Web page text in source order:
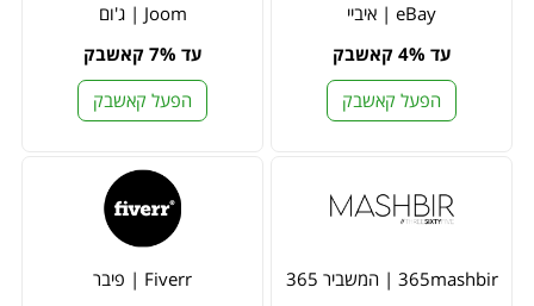
eBay | איביי
עד 4% קאשבק
הפעל קאשבק
Joom | ג'ום
עד 7% קאשבק
הפעל קאשבק
365mashbir | המשביר 365
Fiverr | פיבר